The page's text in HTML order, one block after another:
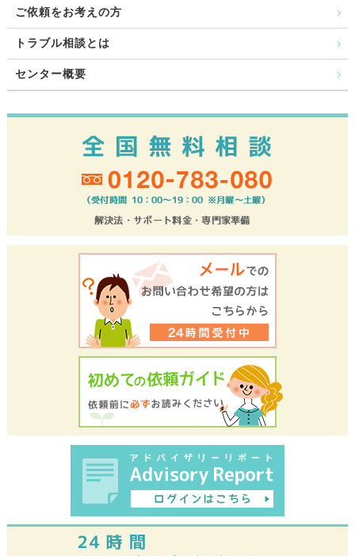
ご依頼をお考えの方
トラブル相談とは
センター概要